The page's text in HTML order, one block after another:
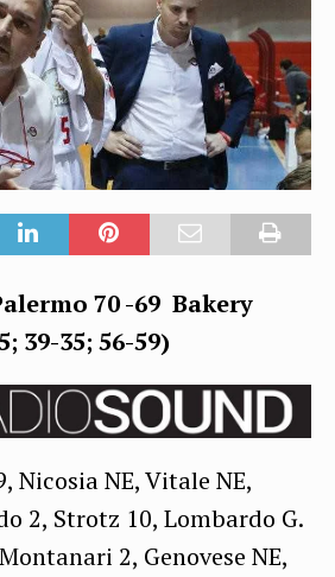
70 -69 Bakery
39-35; 56-59)
Nicosia NE, Vitale NE,
2, Strotz 10, Lombardo G.
2, Genovese NE,